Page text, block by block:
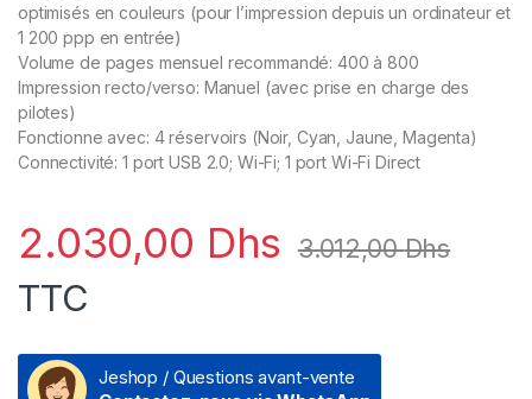
optimisés en couleurs (pour l’impression depuis un ordinateur et
1 200 ppp en entrée)
Volume de pages mensuel recommandé: 400 à 800
Impression recto/verso: Manuel (avec prise en charge des
pilotes)
Fonctionne avec: 4 réservoirs (Noir, Cyan, Jaune, Magenta)
Connectivité: 1 port USB 2.0; Wi-Fi; 1 port Wi-Fi Direct
2.030,00 Dhs 3.012,00Dhs
TTC
Jeshop / Questions avant-vente